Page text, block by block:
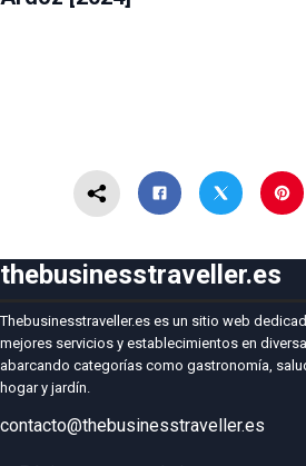
thebusinesstraveller.es
Thebusinesstraveller.es es un sitio web
mejores servicios y establecimientos en
abarcando categorías como gastronomía,
hogar y jardín.
contacto@thebusinesstraveller.es